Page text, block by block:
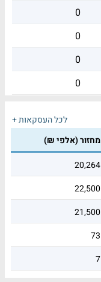
0
0
0
0
לכל העסקאות +
מחזור (אלפי ₪)
20,264
22,500
21,500
73
7